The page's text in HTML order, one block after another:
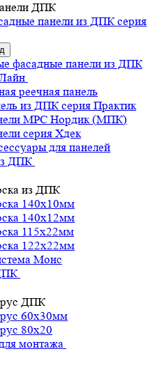
ДПК
панели из ДПК серия
фасадные панели из ДПК
реечная панель
из ДПК серия Практик
MPC Нордик (МПК)
серия Хдек
для панелей
ДПК
из ДПК
140х10мм
140х12мм
115х22мм
122х22мм
Монс
ДПК
60х30мм
80х20
монтажа